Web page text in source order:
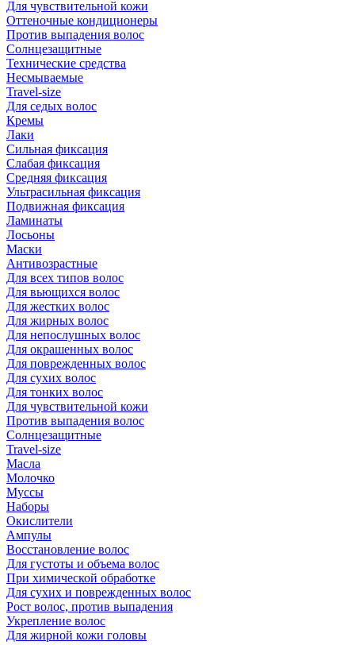
Для чувствительной кожи
Оттеночные кондиционеры
Против выпадения волос
Солнцезащитные
Технические средства
Несмываемые
Travel-size
Для седых волос
Кремы
Лаки
Сильная фиксация
Слабая фиксация
Средняя фиксация
Ультрасильная фиксация
Подвижная фиксация
Ламинаты
Лосьоны
Маски
Антивозрастные
Для всех типов волос
Для вьющихся волос
Для жестких волос
Для жирных волос
Для непослушных волос
Для окрашенных волос
Для поврежденных волос
Для сухих волос
Для тонких волос
Для чувствительной кожи
Против выпадения волос
Солнцезащитные
Travel-size
Масла
Молочко
Муссы
Наборы
Окислители
Ампулы
Восстановление волос
Для густоты и объема волос
При химической обработке
Для сухих и поврежденных волос
Рост волос, против выпадения
Укрепление волос
Для жирной кожи головы